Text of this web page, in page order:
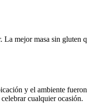
mejor masa sin gluten
y el ambiente
cualquier ocasión.